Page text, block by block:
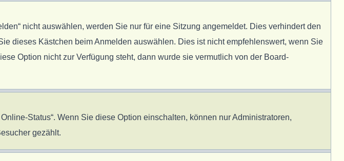
nicht auswählen, werden Sie nur für eine Sitzung angemeldet. Dies verhindert den
dieses Kästchen beim Anmelden auswählen. Dies ist nicht empfehlenswert, wenn Sie
Option nicht zur Verfügung steht, dann wurde sie vermutlich von der Board-
Status“. Wenn Sie diese Option einschalten, können nur Administratoren,
gezählt.